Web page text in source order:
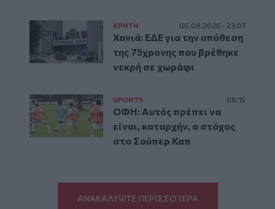
ΚΡΗΤΗ 06.08.2026 - 23:07
Χανιά: ΕΔΕ για την υπόθεση
της 75χρονης που βρέθηκε
νεκρή σε χωράφι
SPORTS 08:15
ΟΦΗ: Αυτός πρέπει να
είναι, καταρχήν, ο στόχος
στο Σούπερ Καπ
ΑΝΑΚΑΛΥΨΤΕ ΠΕΡΙΣΣΟΤΕΡΑ